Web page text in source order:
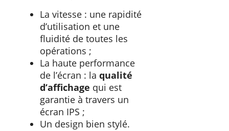
La vitesse : une rapidité
d’utilisation et une
fluidité de toutes les
opérations ;
La haute performance
de l’écran : la qualité
d’affichage qui est
garantie à travers un
écran IPS ;
Un design bien stylé.